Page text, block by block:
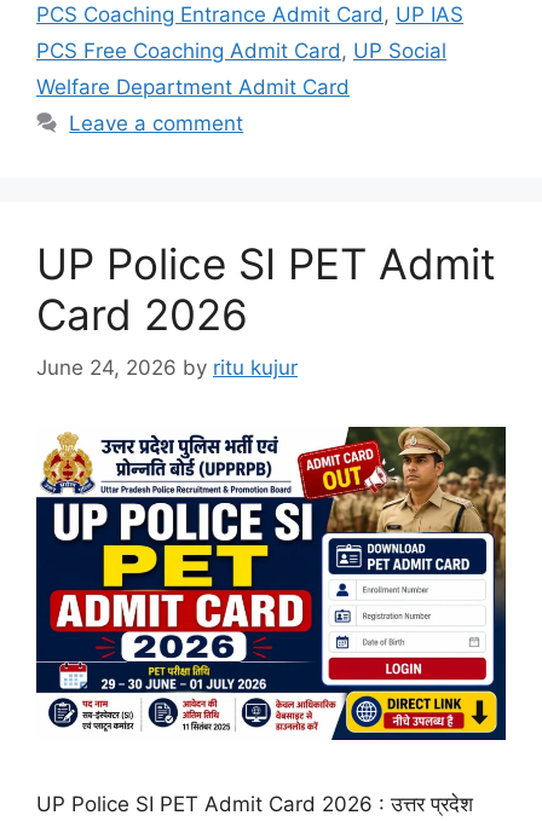
PCS Coaching Entrance Admit Card , UP IAS
PCS Free Coaching Admit Card , UP Social
Welfare Department Admit Card
Leave a comment
UP Police SI PET Admit
Card 2026
June 24, 2026 by ritu kujur
UP Police SI PET Admit Card 2026 : उत्तर प्रदेश